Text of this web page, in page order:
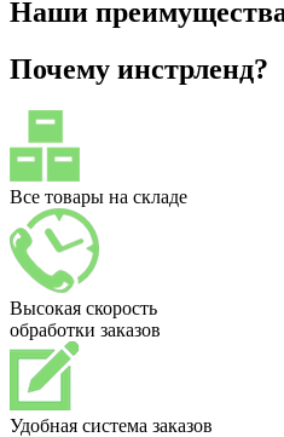
Наши
Почему инстрленд?
Все товары на складе
Высокая скорость
обработки заказов
Удобная система заказов